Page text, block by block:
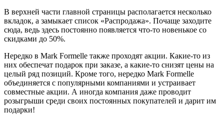
В верхней части главной страницы располагается несколько
вкладок, а замыкает список «Распродажа». Почаще заходите
сюда, ведь здесь постоянно появляется что-то новенькое со
скидками до 50%.
Нередко в Mark Formelle также проходят акции. Какие-то из
них обеспечат подарок при заказе, а какие-то снизят цены на
целый ряд позиций. Кроме того, нередко Mark Formelle
объединяется с популярными компаниями и устраивает
совместные акции. А иногда компания даже проводит
розыгрыши среди своих постоянных покупателей и дарит им
подарки!